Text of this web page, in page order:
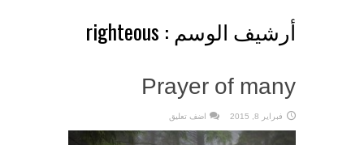
أرشيف الوسم : righteous
Prayer of many
فبراير 8, 2015 اضف تعليق